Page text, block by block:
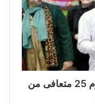
كتله القاهرة لعلاج الأدمان بالمجان تكرم 25 متعافى من